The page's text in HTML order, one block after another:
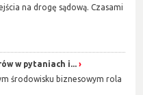
na drogę sądową. Czasami
w pytaniach i...
środowisku biznesowym rola